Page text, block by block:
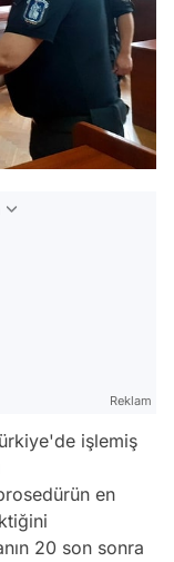
Reklam
işlemiş
en
20 son sonra